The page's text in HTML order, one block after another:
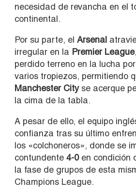
necesidad de revancha en el
continental.
Por su parte, el Arsenal
irregular en la Premier League
perdido terreno en la lucha
varios tropiezos, permitiendo
Manchester Cityse acerque
la cima de la tabla.
A pesar de ello, el equipo
confianza tras su último
los «colchoneros», donde se
contundente 4-0en condición
la fase de grupos de esta
Champions League.